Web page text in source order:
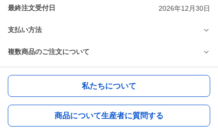
最終注文受付日 2026年12月30日
支払い方法
複数商品のご注文について
私たちについて
商品について生産者に質問する